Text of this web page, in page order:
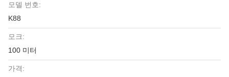
모델 번호:
K88
모크:
100 미터
가격: